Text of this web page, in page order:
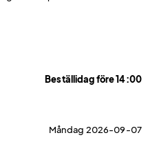
Beställidag före 14:00
Måndag 2026-09-07